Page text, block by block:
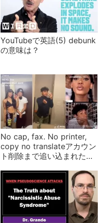
YouTubeで英語(5) debunk
の意味は？
No cap, fax. No printer,
copy no translateアカウン
ト削除まで追い込まれた